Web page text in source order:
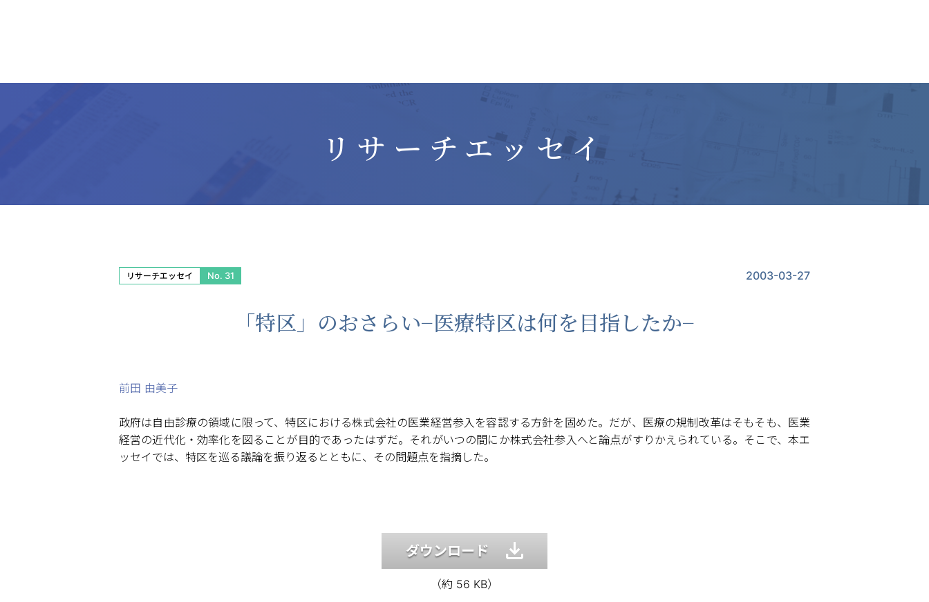
リサーチエッセイ
リサーチエッセイ No. 31 2003-03-27
「特区」のおさらい−医療特区は何を目指したか−
前田 由美子
政府は自由診療の領域に限って、特区における株式会社の医業経営参入を容認する方針を固めた。だが、医療の規制改革はそもそも、医業
経営の近代化・効率化を図ることが目的であったはずだ。それがいつの間にか株式会社参入へと論点がすりかえられている。そこで、本エ
ッセイでは、特区を巡る議論を振り返るとともに、その問題点を指摘した。
ダウンロード
（約 56 KB）